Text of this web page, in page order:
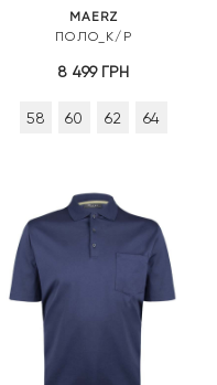
MAERZ
ПОЛО_К/Р
8 499 ГРН
58 60 62 64